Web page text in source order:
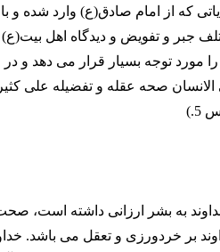
که از امام صادق(ع) وارد شده و
جبر و تفویض و دیدگاه اهل بیت(ع)
مورد توجه بسیار قرار می دهد و در
صحه عقله و تفضیله علی
به بشر ارزانی داشته است،
بر خردورزی و تعقل می باشد.